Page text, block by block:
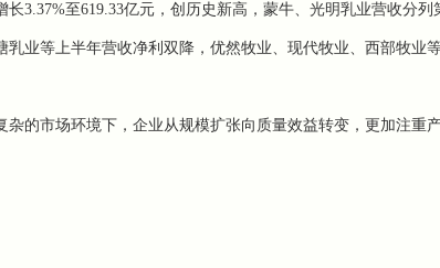
至619.33亿元，创历史新高，蒙牛、光明乳业营收分列
业等上半年营收净利双降，优然牧业、现代牧业、西部牧业
市场环境下，企业从规模扩张向质量效益转变，更加注重